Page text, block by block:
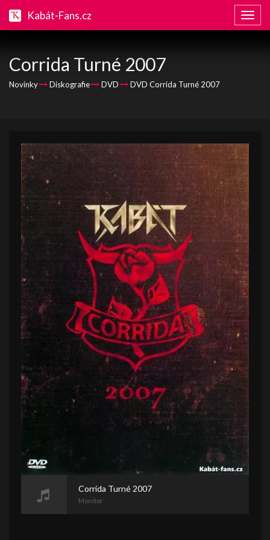
Kabát-Fans.cz
Corrida Turné 2007
Novinky Diskografie DVD DVD Corrida Turné 2007
Corrida Turné 2007
Monitor